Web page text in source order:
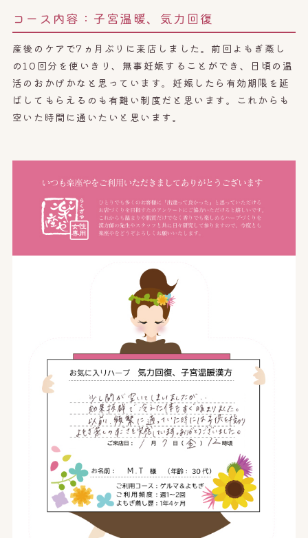
コース内容： 子宮温暖、気力回復
産後のケアで7ヵ月ぶりに来店しました。前回よもぎ蒸し
の10回分を使いきり、無事妊娠することができ、日頃の温
活のおかげかなと思っています。妊娠したら有効期限を延
ばしてもらえるのも有難い制度だと思います。これからも
空いた時間に通いたいと思います。